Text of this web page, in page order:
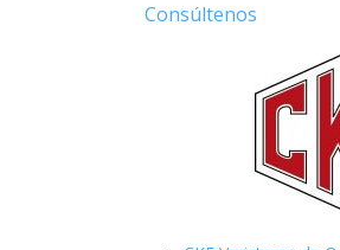
Consúltenos